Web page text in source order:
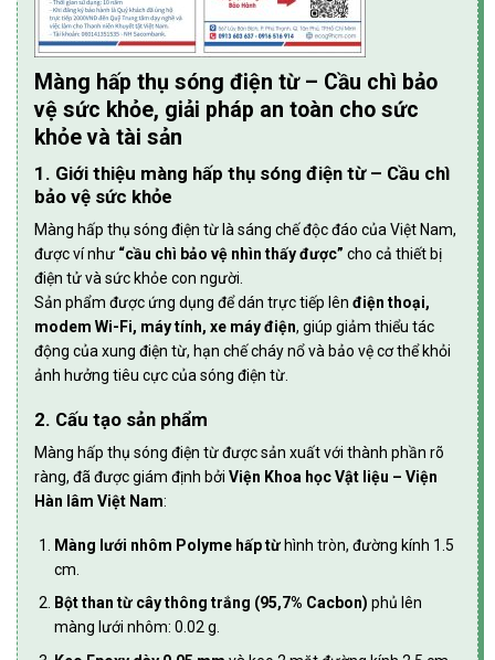
Màng hấp thụ sóng điện từ – Cầu chì bảo
vệ sức khỏe, giải pháp an toàn cho sức
khỏe và tài sản
1. Giới thiệu màng hấp thụ sóng điện từ – Cầu chì
bảo vệ sức khỏe
Màng hấp thụ sóng điện từ là sáng chế độc đáo của Việt Nam,
được ví như “cầu chì bảo vệ nhìn thấy được” cho cả thiết bị
điện tử và sức khỏe con người.
Sản phẩm được ứng dụng để dán trực tiếp lên điện thoại,
modem Wi-Fi, máy tính, xe máy điện, giúp giảm thiểu tác
động của xung điện từ, hạn chế cháy nổ và bảo vệ cơ thể khỏi
ảnh hưởng tiêu cực của sóng điện từ.
2. Cấu tạo sản phẩm
Màng hấp thụ sóng điện từ được sản xuất với thành phần rõ
ràng, đã được giám định bởi Viện Khoa học Vật liệu – Viện
Hàn lâm Việt Nam:
Màng lưới nhôm Polyme hấp từ hình tròn, đường kính 1.5
cm.
Bột than từ cây thông trắng (95,7% Cacbon) phủ lên
màng lưới nhôm: 0.02 g.